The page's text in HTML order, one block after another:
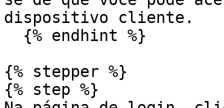
dispositivo cliente.
{% stepper %}
{% step %}